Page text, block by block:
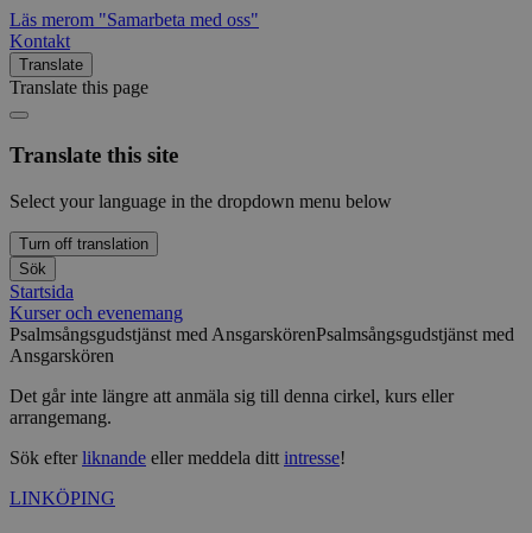
Läs merom "Samarbeta med oss"
Kontakt
Translate
Translate this page
Translate this site
Select your language in the dropdown menu below
Turn off translation
Sök
Startsida
Kurser och evenemang
Psalmsångsgudstjänst med AnsgarskörenPsalmsångsgudstjänst med
Ansgarskören
Det går inte längre att anmäla sig till denna cirkel, kurs eller
arrangemang.
Sök efterliknande eller meddela ditt intresse!
LINKÖPING